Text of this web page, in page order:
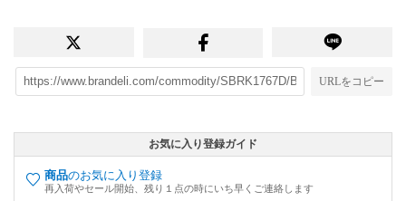
URLをコピー
お気に入り登録ガイド
商品のお気に入り登録
再入荷やセール開始、残り１点の時にいち早くご連絡します